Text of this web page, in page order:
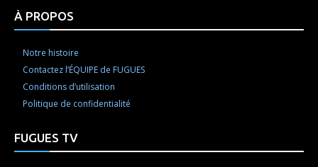
À PROPOS
Notre histoire
Contactez l’ÉQUIPE de FUGUES
Conditions d’utilisation
Politique de confidentialité
FUGUES TV